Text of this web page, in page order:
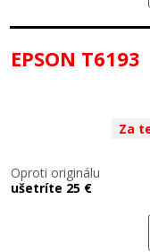
EPSON T6193
Za
Oproti originálu
ušetríte 25 €